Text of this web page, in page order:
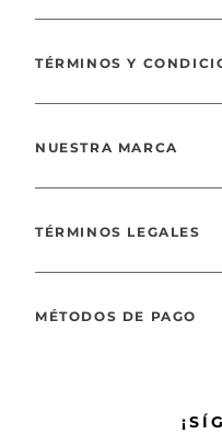
TÉRMINOS Y
NUESTRA MARCA
TÉRMINOS LEGALES
MÉTODOS DE PAGO